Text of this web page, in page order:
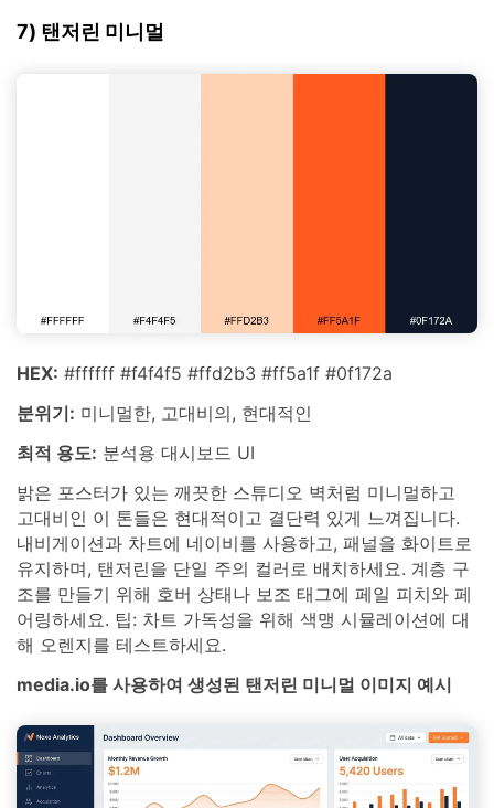
7) 탠저린 미니멀
HEX: #ffffff #f4f4f5 #ffd2b3 #ff5a1f #0f172a
분위기: 미니멀한, 고대비의, 현대적인
최적 용도: 분석용 대시보드 UI
밝은 포스터가 있는 깨끗한 스튜디오 벽처럼 미니멀하고
고대비인 이 톤들은 현대적이고 결단력 있게 느껴집니다.
내비게이션과 차트에 네이비를 사용하고, 패널을 화이트로
유지하며, 탠저린을 단일 주의 컬러로 배치하세요. 계층 구
조를 만들기 위해 호버 상태나 보조 태그에 페일 피치와 페
어링하세요. 팁: 차트 가독성을 위해 색맹 시뮬레이션에 대
해 오렌지를 테스트하세요.
media.io를 사용하여 생성된 탠저린 미니멀 이미지 예시